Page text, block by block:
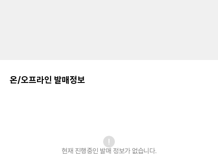
온/오프라인 발매정보
현재 진행중인 발매 정보가 없습니다.